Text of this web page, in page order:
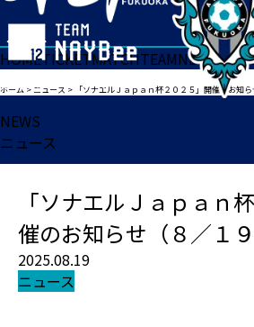
HOMETICKETMATCHTEAMNEWS
ホーム >ニュース > 「ソナエルＪａｐａｎ杯２０２５」開催のお知
NEWS
ニュース
「ソナエルＪａｐａｎ
催のお知らせ（８／１９
2025.08.19
ニュース